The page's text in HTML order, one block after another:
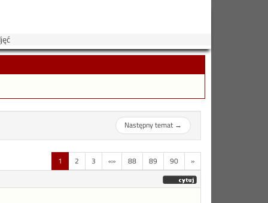
Następny temat→
1 2 3 «» 88 89 90 »